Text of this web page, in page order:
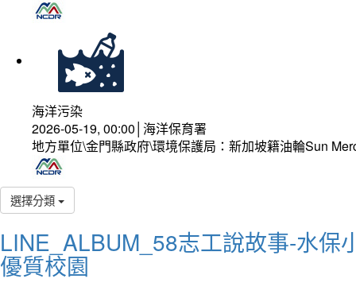
海洋污染
2026-05-19, 00:00│海洋保育署
地方單位\金門縣政府\環境保護局：新加坡籍油輪Sun
選擇分類
LINE_ALBUM_58志工說故事-水
優質校園